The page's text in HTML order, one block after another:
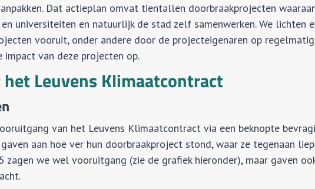
Dat actieplan omvat tientallen doorbraakprojecten
universiteiten en natuurlijk de stad zelf samenwerken. We lichten
vooruit, onder andere door de projecteigenaren op
van deze projecten op.
Leuvens Klimaatcontract
van het Leuvens Klimaatcontract via een beknopte
aan hoe ver hun doorbraakproject stond, waar ze tegenaan
zagen we wel vooruitgang (zie de grafiek hieronder), maar gaven